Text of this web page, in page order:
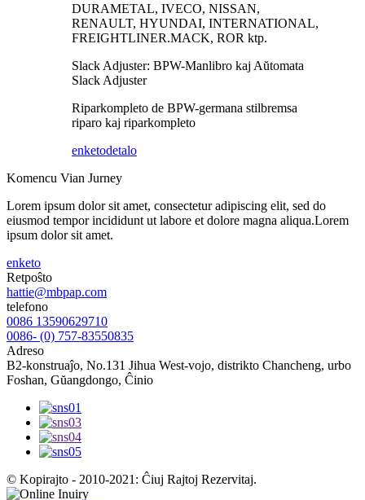
DURAMETAL, IVECO, NISSAN,
RENAULT, HYUNDAI, INTERNATIONAL,
FREIGHTLINER.MACK, ROR ktp.
Slack Adjuster: BPW-Manlibro kaj Aŭtomata
Slack Adjuster
Riparkompleto de BPW-germana stilbremsa
riparo kaj riparkompleto
enketodetalo
Komencu Vian Jurney
Lorem ipsum dolor sit amet, consectetur adipiscing elit, sed do
eiusmod tempor incididunt ut labore et dolore magna aliqua.Lorem
ipsum dolor sit amet.
enketo
Retpoŝto
hattie@mbpap.com
telefono
0086 13590629710
0086- (0) 757-83550835
Adreso
B2-konstruaĵo, No.131 Jihua West-vojo, distrikto Chancheng, urbo
Foshan, Gŭangdongo, Ĉinio
© Kopirajto - 2010-2021: Ĉiuj Rajtoj Rezervitaj.